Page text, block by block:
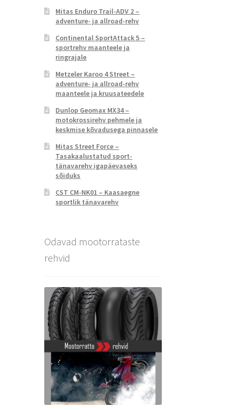
Mitas Enduro Trail-ADV 2 –
adventure- ja allroad-rehv
Continental SportAttack 5 –
sportrehv maanteele ja
ringrajale
Metzeler Karoo 4 Street –
adventure- ja allroad-rehv
maanteele ja kruusateedele
Dunlop Geomax MX34 –
motokrossirehv pehmele ja
keskmise kõvadusega pinnasele
Mitas Street Force –
Tasakaalustatud sport-
tänavarehv igapäevaseks
sõiduks
CST CM-NK01 – Kaasaegne
sportlik tänavarehv
Odavad mootorrataste
rehvid